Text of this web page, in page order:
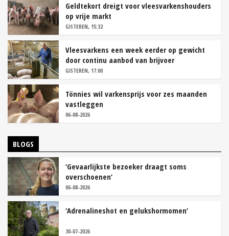
Geldtekort dreigt voor vleesvarkenshouders
op vrije markt
GISTEREN, 15:32
Vleesvarkens een week eerder op gewicht
door continu aanbod van brijvoer
GISTEREN, 17:00
Tönnies wil varkensprijs voor zes maanden
vastleggen
06-08-2026
BLOGS
‘Gevaarlijkste bezoeker draagt soms
overschoenen’
06-08-2026
‘Adrenalineshot en gelukshormomen’
30-07-2026